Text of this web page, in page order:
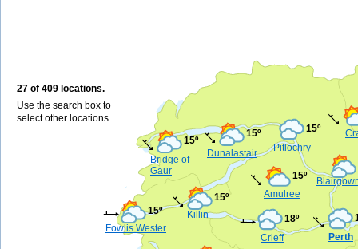
27 of 409 locations.
Use the search box to
select other locations
Perth
Crieff
18º
Pitlochry
15º
Killin
15º
Fowlis Wester
15º
Dunalastair
15º
Bridge of
Gaur
15º
Amulree
15º